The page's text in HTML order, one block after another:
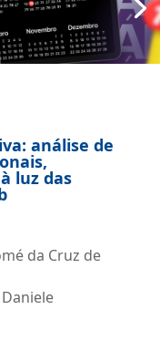
análise de
luz das
da Cruz de